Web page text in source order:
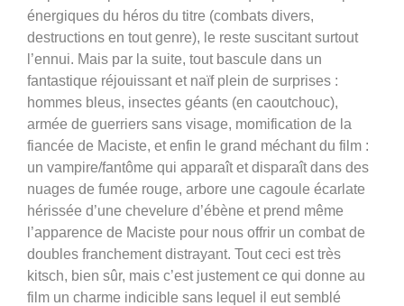
énergiques du héros du titre (combats divers,
destructions en tout genre), le reste suscitant surtout
l’ennui. Mais par la suite, tout bascule dans un
fantastique réjouissant et naïf plein de surprises :
hommes bleus, insectes géants (en caoutchouc),
armée de guerriers sans visage, momification de la
fiancée de Maciste, et enfin le grand méchant du film :
un vampire/fantôme qui apparaît et disparaît dans des
nuages de fumée rouge, arbore une cagoule écarlate
hérissée d’une chevelure d’ébène et prend même
l’apparence de Maciste pour nous offrir un combat de
doubles franchement distrayant. Tout ceci est très
kitsch, bien sûr, mais c’est justement ce qui donne au
film un charme indicible sans lequel il eut semblé